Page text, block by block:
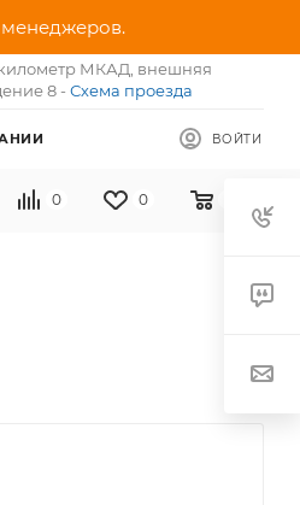
менеджеров.
километр МКАД, внешняя
8 - Схема проезда
ВОЙТИ
0 0